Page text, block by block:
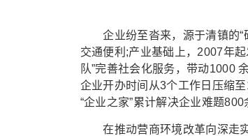
企业纷至沓来，源于清镇的“硬
交通便利;产业基础上，2007年
队”完善社会化服务，带动1000
企业开办时间从3个工作日压缩
“企业之家”累计解决企业难题800
在推动营商环境改革向深走实